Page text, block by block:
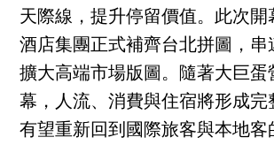
天際線，提升停留價值。此次開
酒店集團正式補齊台北拼圖，串
擴大高端市場版圖。隨著大巨蛋
幕，人流、消費與住宿將形成完
有望重新回到國際旅客與本地客